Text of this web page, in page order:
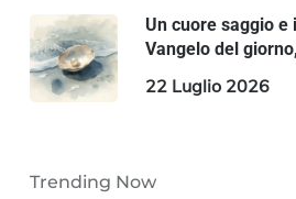
Un cuore saggio e
Vangelo del
22 Luglio 2026
Trending Now